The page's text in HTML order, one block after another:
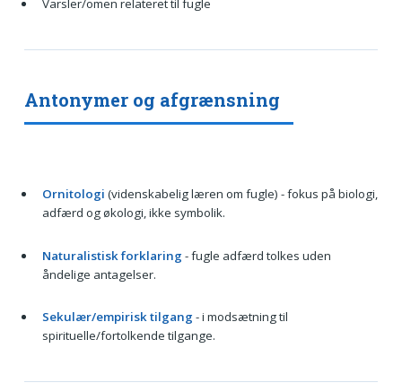
Varsler/omen relateret til fugle
Antonymer og afgrænsning
Ornitologi (videnskabelig læren om fugle) - fokus på biologi,
adfærd og økologi, ikke symbolik.
Naturalistisk forklaring - fugle adfærd tolkes uden
åndelige antagelser.
Sekulær/empirisk tilgang - i modsætning til
spirituelle/fortolkende tilgange.